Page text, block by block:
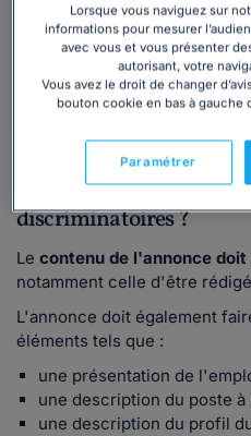
démarches.
Comment rédiger une
la législation et éviter
discriminatoires ?
Le contenu de l'annonce doit
notamment celle d'être
L'annonce doit également
éléments tels que :
une présentation de
une description du poste à
une description du profil
Lorsque vous naviguez sur
informations pour mesurer
avec vous et vous présenter
autorisant, votre
Vous avez le droit de changer
bouton cookie en bas à gauche
Paramétrer